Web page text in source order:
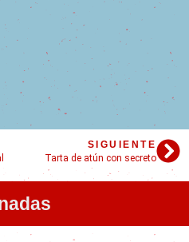
SIGUIENTE
Tarta de atún con secreto